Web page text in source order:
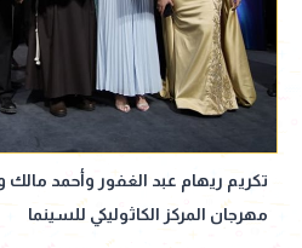
تكريم ريهام عبد الغفور وأحمد
مهرجان المركز الكاثوليكي للسينما